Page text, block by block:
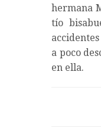
hermana
tío
a poco
en ella.